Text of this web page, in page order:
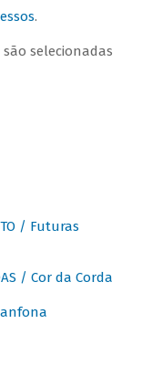
.
são selecionadas
/ Futuras
/ Cor da Corda